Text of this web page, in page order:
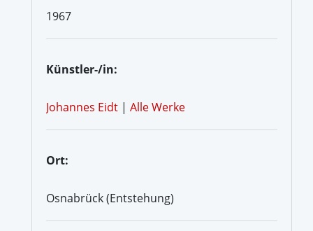
1967
Künstler-/in:
Johannes Eidt | Alle Werke
Ort:
Osnabrück (Entstehung)